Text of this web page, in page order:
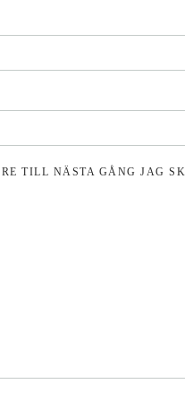
TILL NÄSTA GÅNG JAG